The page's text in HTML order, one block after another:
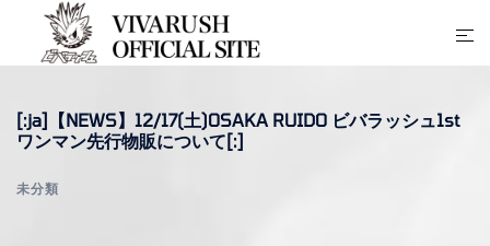
テ
ト
メ
[:ja]【NEWS】12/17(土)OSAKA RUIDO ビバラッシュ1st
ワンマン先行物販について[:]
未分類